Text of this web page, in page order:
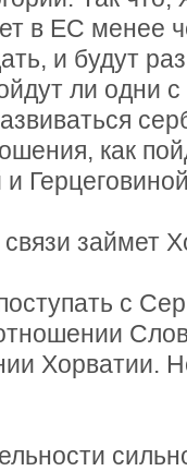
в ЕС менее
и будут
ли одни
как
займет
с
Хорватии.